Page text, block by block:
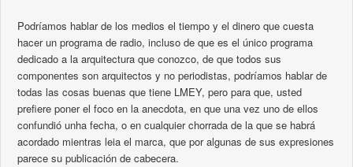
Podríamos hablar de los medios el tiempo y el dinero que cuesta
hacer un programa de radio, incluso de que es el único programa
dedicado a la arquitectura que conozco, de que todos sus
componentes son arquitectos y no periodistas, podríamos hablar de
todas las cosas buenas que tiene LMEY, pero para que, usted
prefiere poner el foco en la anecdota, en que una vez uno de ellos
confundió unha fecha, o en cualquier chorrada de la que se habrá
acordado mientras leia el marca, que por algunas de sus expresiones
parece su publicación de cabecera.